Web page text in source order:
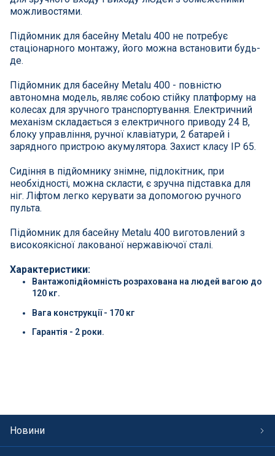
СПА басейни
Осушувачі повітря
Меблі для басейну
Гідроізоляція і будівельна хімія
Вогнища та каміни
Труби і фіттінги
Корисні дрібнички
Розпродаж
можливостями.
Підйомник для басейну Metalu 400 не потребує
стаціонарного монтажу, його можна встановити будь-
де.
Підйомник для басейну Metalu 400 - повністю
автономна модель, являє собою стійку платформу на
колесах для зручного транспортування. Електричний
механізм складається з електричного приводу 24 В,
блоку управління, ручної клавіатури, 2 батарей і
зарядного пристрою акумулятора. Захист класу IP 65.
Сидіння в підйомнику знімне, підлокітник, при
необхідності, можна скласти, є зручна підставка для
ніг. Ліфтом легко керувати за допомогою ручного
пульта.
Підйомник для басейну Metalu 400 виготовлений з
високоякісної лакованої нержавіючої сталі.
Характеристики:
Вантажопідйомність розрахована на людей вагою до
120 кг.
Вага конструкції - 170 кг
Гарантія - 2 роки.
Новини